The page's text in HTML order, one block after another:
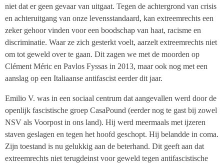
niet dat er geen gevaar van uitgaat. Tegen de achtergrond van crisis
en achteruitgang van onze levensstandaard, kan extreemrechts een
zeker gehoor vinden voor een boodschap van haat, racisme en
discriminatie. Waar ze zich gesterkt voelt, aarzelt extreemrechts niet
om tot geweld over te gaan. Dit zagen we met de moorden op
Clément Méric en Pavlos Fyssas in 2013, maar ook nog met een
aanslag op een Italiaanse antifascist eerder dit jaar.
Emilio V. was in een sociaal centrum dat aangevallen werd door de
openlijk fascistische groep CasaPound (eerder nog te gast bij zowel
NSV als Voorpost in ons land). Hij werd meermaals met ijzeren
staven geslagen en tegen het hoofd geschopt. Hij belandde in coma.
Zijn toestand is nu gelukkig aan de beterhand. Dit geeft aan dat
extreemrechts niet terugdeinst voor geweld tegen antifascistische